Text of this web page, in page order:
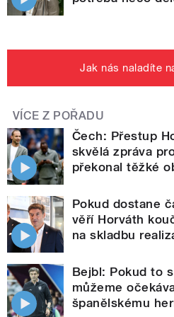
Jak nás naladíte
VÍCE Z POŘADU
Čech: Přestup
skvělá zpráva
překonal těžké
Pokud dostane
věří Horváth
na skladbu
Bejbl: Pokud to
můžeme
španělskému